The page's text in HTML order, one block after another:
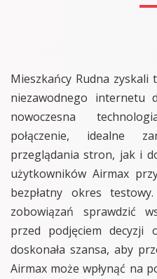
Mieszkańcy Rudna
niezawodnego internetu
nowoczesna
połączenie, idealne
przeglądania stron, jak i
użytkowników Airmax
bezpłatny okres
zobowiązań sprawdzić
przed podjęciem decyzji
doskonała szansa, aby
Airmax może wpłynąć na